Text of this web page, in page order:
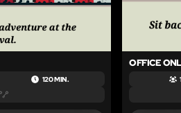
120 MIN.
OFFICE